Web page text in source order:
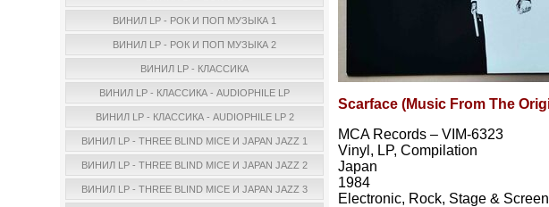
ВИНИЛ LP - РОК И ПОП МУЗЫКА 1
ВИНИЛ LP - РОК И ПОП МУЗЫКА 2
ВИНИЛ LP - КЛАССИКА
ВИНИЛ LP - КЛАССИКА - AUDIOPHILE LP
ВИНИЛ LP - КЛАССИКА - AUDIOPHILE LP 2
ВИНИЛ LP - THREE BLIND MICE И JAPAN JAZZ 1
ВИНИЛ LP - THREE BLIND MICE И JAPAN JAZZ 2
ВИНИЛ LP - THREE BLIND MICE И JAPAN JAZZ 3
Scarface (Music From The
MCA Records – VIM-6323
Vinyl, LP, Compilation
Japan
1984
Electronic, Rock, Stage &